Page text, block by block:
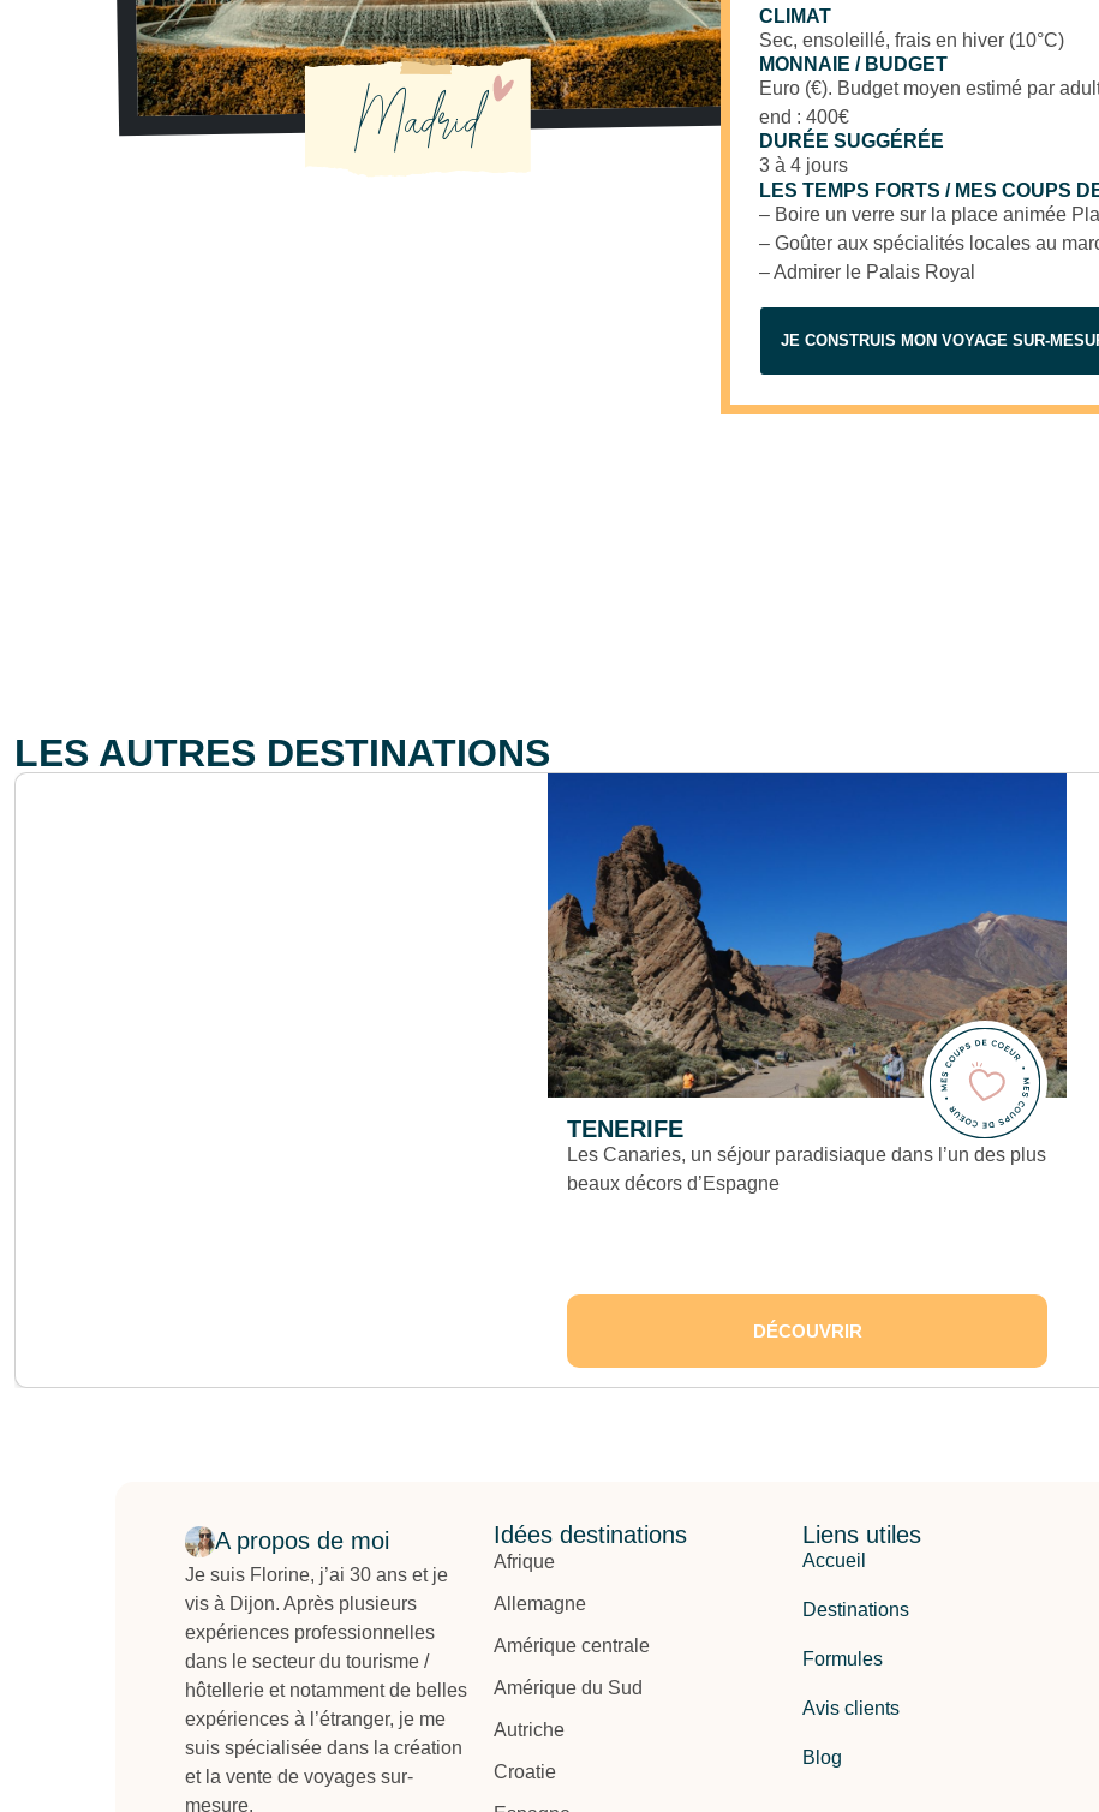
Madrid
CLIMAT
Sec, ensoleillé, frais en hiver (10°C)
MONNAIE / BUDGET
Euro (€). Budget moyen estimé par
end : 400€
DURÉE SUGGÉRÉE
3 à 4 jours
LES TEMPS FORTS / MES COUPS
– Boire un verre sur la place animée
– Goûter aux spécialités locales au
– Admirer le Palais Royal
JE CONSTRUIS MON VOYAGE SUR-
LES AUTRES DESTINATIONS
TENERIFE
Les Canaries, un séjour paradisiaque dans l’un des plus
beaux décors d’Espagne
DÉCOUVRIR
A propos de moi
Je suis Florine, j’ai 30 ans et je
vis à Dijon. Après plusieurs
expériences professionnelles
dans le secteur du tourisme /
hôtellerie et notamment de belles
expériences à l’étranger, je me
suis spécialisée dans la création
et la vente de voyages sur-
mesure.
Idées destinations
Afrique
Allemagne
Amérique centrale
Amérique du Sud
Autriche
Croatie
Liens utiles
Accueil
Destinations
Formules
Avis clients
Blog